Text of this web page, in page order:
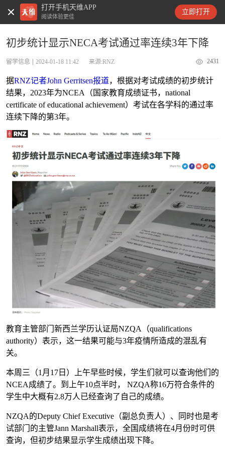
打开手机天维APP
阅读体验更佳
立即打开
天维新闻
初步统计显示NECA考试通过率连续3年下降
留学信息 2024-01-18 11:42 来源:RNZ 2431
据RNZ记者John Gerritsen报道，根据对考试成绩的初步统计
结果，2023年为NCEA（国家教育成绩证书，national
certificate of educational achievement）考试在各学科的通过率
连续下降的第3年。
教育主管部门新西兰学历认证局NZQA（qualifications
authority）表示，这一结果可能与3年疫情所造成的混乱有
关。
本周三（1月17日）上午早些时候，学生们就可以查询他们的
NCEA成绩了。到上午10点半时， NZQA称16万符合条件的
学生中大概有2.8万人已经查询了自己的成绩。
NZQA的Deputy Chief Executive（副总负责人）、同时也是考
试部门的主管Jann Marshall表示，全国成绩将在4月份时可供
查询，但初步结果显示学生成绩出现下降。